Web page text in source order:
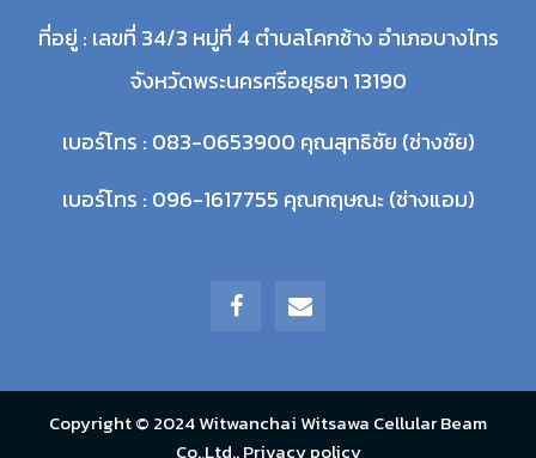
ที่อยู่ : เลขที่ 34/3 หมู่ที่ 4 ตำบลโคกช้าง อำเภอบางไทร
จังหวัดพระนครศรีอยุธยา 13190
เบอร์โทร : 083-0653900 คุณสุทธิชัย (ช่างชัย)
เบอร์โทร : 096-1617755 คุณกฤษณะ (ช่างแอม)
Copyright © 2024 Witwanchai Witsawa Cellular Beam
Co.,Ltd..Privacy policy